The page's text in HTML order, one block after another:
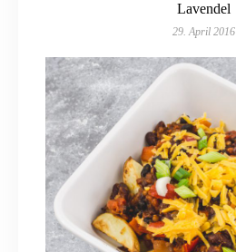
Lavendel
29. April 2016